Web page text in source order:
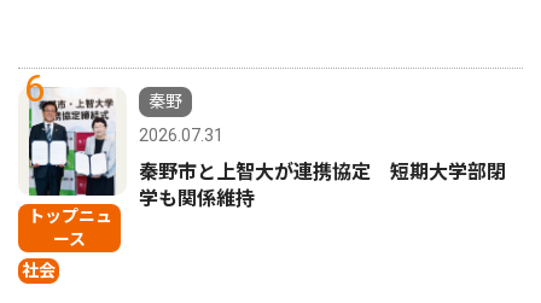
6
トップニュ
ース
社会
秦野
2026.07.31
秦野市と上智大が連携協定 短期大学部閉
学も関係維持